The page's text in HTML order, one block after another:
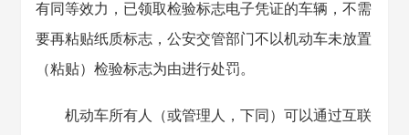
有同等效力，已领取检验标志电子凭证的车辆，不需
要再粘贴纸质标志，公安交管部门不以机动车未放置
（粘贴）检验标志为由进行处罚。
机动车所有人（或管理人，下同）可以通过互联